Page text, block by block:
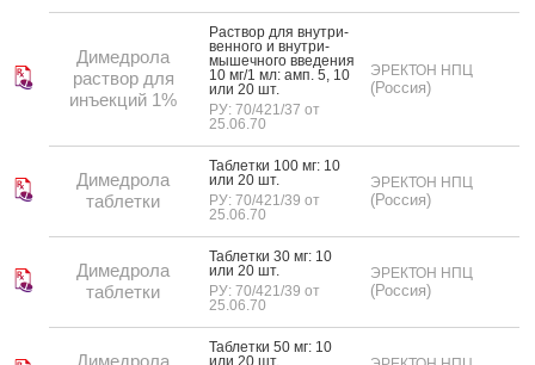
Димедрола
раствор для
инъекций 1%
Рас­твор для внут­ри­
вен­но­го и внут­ри­
мышеч­но­го вве­дения
10 мг/1 мл: амп. 5, 10
или 20 шт.
РУ: 70/421/37 от
25.06.70
ЭРЕКТОН НПЦ
(Россия)
Димедрола
таблетки
Таб­летки 100 мг: 10
или 20 шт.
РУ: 70/421/39 от
25.06.70
ЭРЕКТОН НПЦ
(Россия)
Димедрола
таблетки
Таб­летки 30 мг: 10
или 20 шт.
РУ: 70/421/39 от
25.06.70
ЭРЕКТОН НПЦ
(Россия)
Димедрола
Таб­летки 50 мг: 10
или 20 шт.